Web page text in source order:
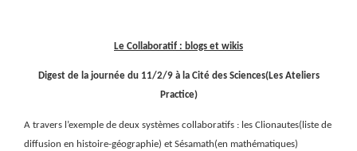
Le Collaboratif : blogs et wikis
Digest de la journée du 11/2/9 à la Cité des Sciences(Les Ateliers
Practice)
A travers l’exemple de deux systèmes collaboratifs : les Clionautes(liste de
diffusion en histoire-géographie) et Sésamath(en mathématiques)